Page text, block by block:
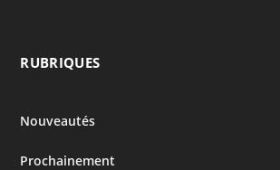
RUBRIQUES
Nouveautés
Prochainement